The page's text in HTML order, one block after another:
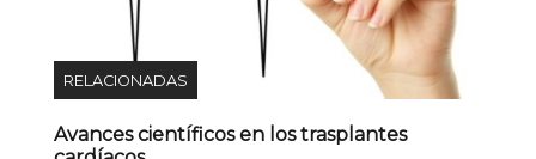
RELACIONADAS
Avances científicos en los trasplantes